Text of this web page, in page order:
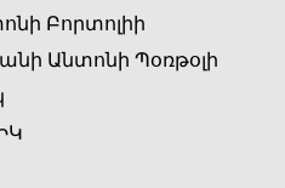
Բորտոլիի
Անտոնի Պօռթօլի